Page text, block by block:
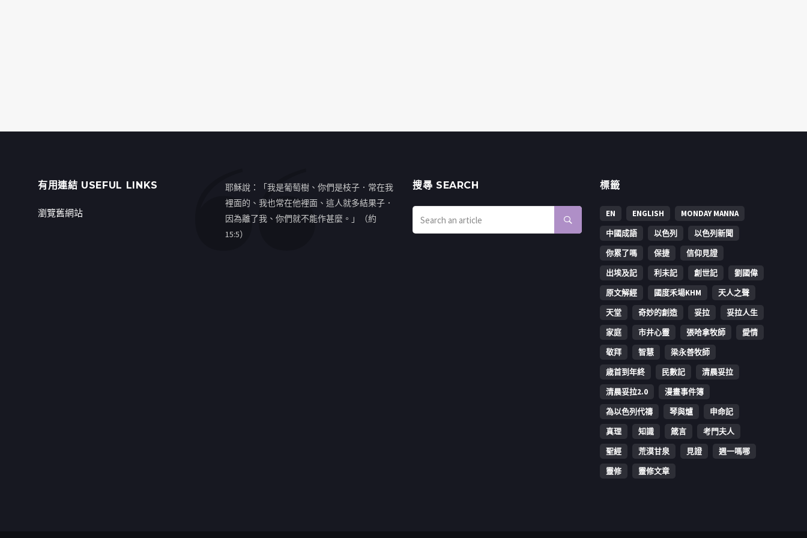
有用連結 USEFUL LINKS
瀏覽舊網站
耶穌說：「我是葡萄樹、你們是枝子．常在我
裡面的、我也常在他裡面、這人就多結果子．
因為離了我、你們就不能作甚麼。」（約
15:5）
搜㝷 SEARCH 標籤
EN ENGLISH
MONDAY MANNA
中國成語
以色列
以色列新聞
你累了嗎
保捷
信仰見證
出埃及記
利未記 創世記
劉國偉
原文解經
國度禾場KHM
天人之聲
天堂
奇妙的創造 妥拉
妥拉人生
家庭
市井心靈 張哈拿牧師
愛情
敬拜
智慧
梁永善牧師
歳首到年終
民數記
清晨妥拉
清晨妥拉2.0
漫畫事件簿
為以色列代禱
琴與爐
申命記
真理
知識 箴言
考門夫人
聖經
荒漠甘泉 見證
週一嗎哪
靈修
靈修文章